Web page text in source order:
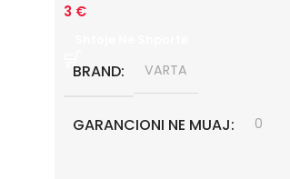
3 €
BRAND VARTA
GARANCIONI NE MUAJ 0